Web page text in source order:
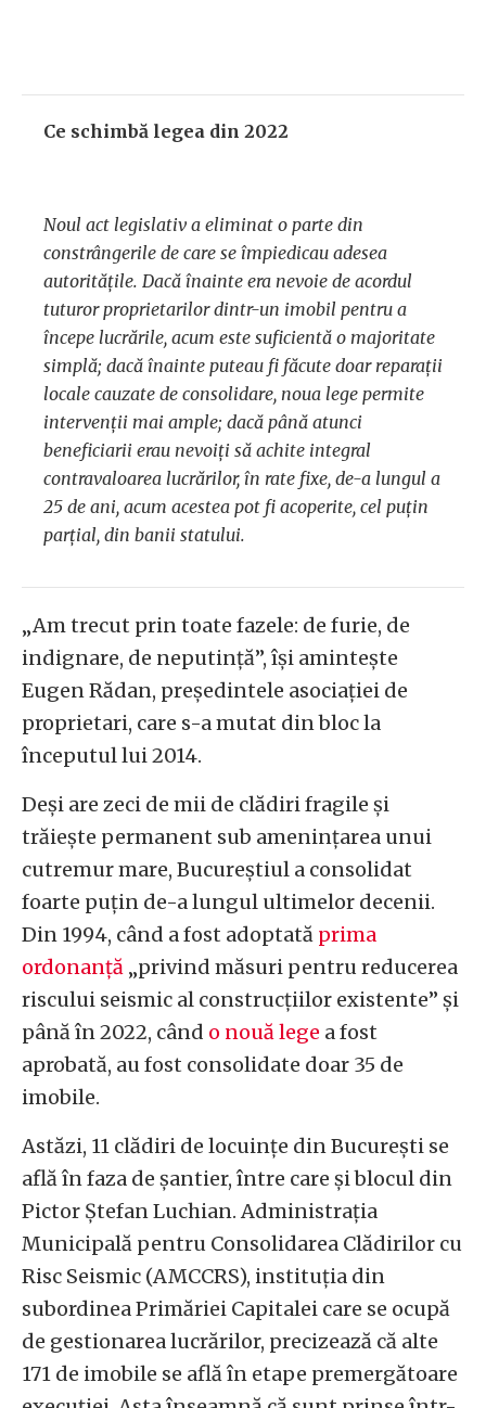
Ce schimbă legea din 2022
Noul act legislativ a eliminat o parte din
constrângerile de care se împiedicau adesea
autoritățile. Dacă înainte era nevoie de acordul
tuturor proprietarilor dintr-un imobil pentru a
începe lucrările, acum este suficientă o majoritate
simplă; dacă înainte puteau fi făcute doar reparații
locale cauzate de consolidare, noua lege permite
intervenții mai ample; dacă până atunci
beneficiarii erau nevoiți să achite integral
contravaloarea lucrărilor, în rate fixe, de-a lungul a
25 de ani, acum acestea pot fi acoperite, cel puțin
parțial, din banii statului.
„Am trecut prin toate fazele: de furie, de
indignare, de neputință”, își amintește
Eugen Rădan, președintele asociației de
proprietari, care s-a mutat din bloc la
începutul lui 2014.
Deși are zeci de mii de clădiri fragile și
trăiește permanent sub amenințarea unui
cutremur mare, Bucureștiul a consolidat
foarte puțin de-a lungul ultimelor decenii.
Din 1994, când a fost adoptată prima
ordonanță „privind măsuri pentru reducerea
riscului seismic al construcțiilor existente” și
până în 2022, când o nouă lege a fost
aprobată, au fost consolidate doar 35 de
imobile.
Astăzi, 11 clădiri de locuințe din București se
află în faza de șantier, între care și blocul din
Pictor Ștefan Luchian. Administrația
Municipală pentru Consolidarea Clădirilor cu
Risc Seismic (AMCCRS), instituția din
subordinea Primăriei Capitalei care se ocupă
de gestionarea lucrărilor, precizează că alte
171 de imobile se află în etape premergătoare